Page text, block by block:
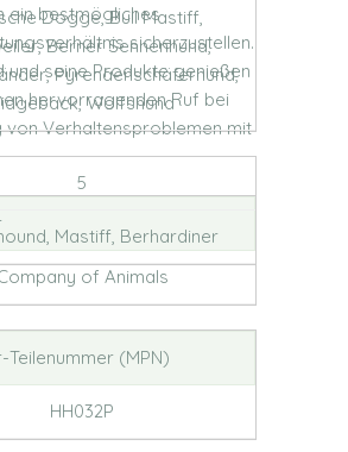
Dogge, Bull Mastiff,
Berner Sennenhund,
Pyrenäenschäferhund,
Wolfshund
5
Mastiff, Berhardiner
ein bestmögliches
sicherzustellen.
und seine Produkte genießen
hervorragenden Ruf bei
von Verhaltensproblemen mit
of Animals
Teilenummer (MPN)
HH032P